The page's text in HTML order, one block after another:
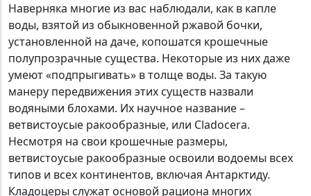
Наверняка многие из вас наблюдали, как в капле
воды, взятой из обыкновенной ржавой бочки,
установленной на даче, копошатся крошечные
полупрозрачные существа. Некоторые из них даже
умеют «подпрыгивать» в толще воды. За такую
манеру передвижения этих существ назвали
водяными блохами. Их научное название –
ветвистоусые ракообразные, или Cladocera.
Несмотря на свои крошечные размеры,
ветвистоусые ракообразные освоили водоемы всех
типов и всех континентов, включая Антарктиду.
Кладоцеры служат основой рациона многих